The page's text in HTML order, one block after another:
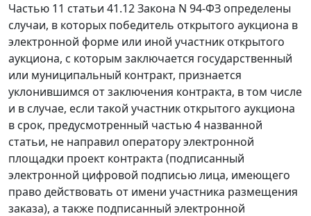
Частью 11 статьи 41.12 Закона N 94-ФЗ определены
случаи, в которых победитель открытого аукциона в
электронной форме или иной участник открытого
аукциона, с которым заключается государственный
или муниципальный контракт, признается
уклонившимся от заключения контракта, в том числе
и в случае, если такой участник открытого аукциона
в срок, предусмотренный частью 4 названной
статьи, не направил оператору электронной
площадки проект контракта (подписанный
электронной цифровой подписью лица, имеющего
право действовать от имени участника размещения
заказа), а также подписанный электронной